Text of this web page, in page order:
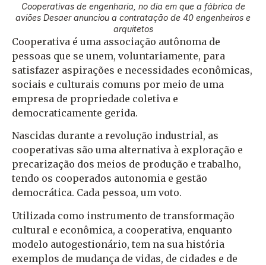
Cooperativas de engenharia, no dia em que a fábrica de
aviões Desaer anunciou a contratação de 40 engenheiros e
arquitetos
Cooperativa é uma associação autônoma de
pessoas que se unem, voluntariamente, para
satisfazer aspirações e necessidades econômicas,
sociais e culturais comuns por meio de uma
empresa de propriedade coletiva e
democraticamente gerida.
Nascidas durante a revolução industrial, as
cooperativas são uma alternativa à exploração e
precarização dos meios de produção e trabalho,
tendo os cooperados autonomia e gestão
democrática. Cada pessoa, um voto.
Utilizada como instrumento de transformação
cultural e econômica, a cooperativa, enquanto
modelo autogestionário, tem na sua história
exemplos de mudança de vidas, de cidades e de